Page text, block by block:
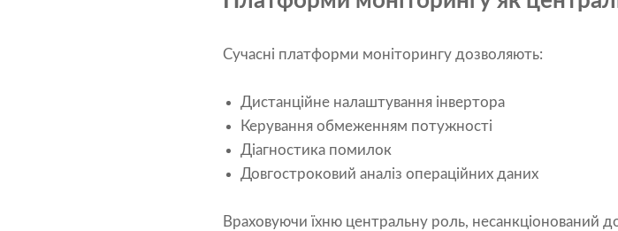
Сучасні платформи моніторингу дозволяють:
Дистанційне налаштування інвертора
Керування обмеженням потужності
Діагностика помилок
Довгостроковий аналіз операційних даних
Враховуючи їхню центральну роль, несанкціонований